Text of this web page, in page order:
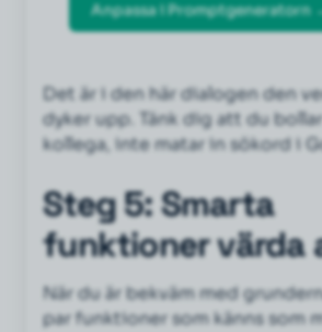
Anpassa i Promptgeneratorn
Det är i den här dialogen den
dyker upp. Tänk dig att du
kollega, inte matar in sökord i
Steg 5: Smarta
funktioner värda
När du är bekväm med
par funktioner som känns som